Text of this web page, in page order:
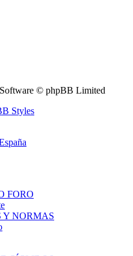
© phpBB Limited
Styles
FORO
Y NORMAS